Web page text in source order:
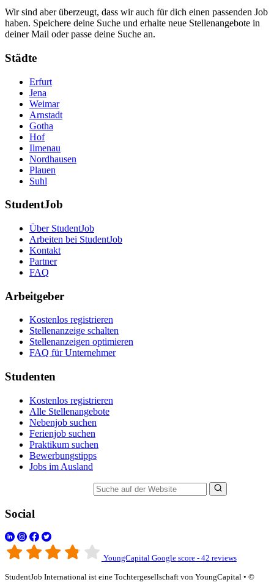
Wir sind aber überzeugt, dass wir auch für dich einen passenden Job
haben. Speichere deine Suche und erhalte neue Stellenangebote in
deiner Mail oder passe deine Suche an.
Städte
Erfurt
Jena
Weimar
Arnstadt
Gotha
Hof
Ilmenau
Nordhausen
Plauen
Suhl
StudentJob
Über StudentJob
Arbeiten bei StudentJob
Kontakt
Partner
FAQ
Arbeitgeber
Kostenlos registrieren
Stellenanzeige schalten
Stellenanzeigen optimieren
FAQ für Unternehmer
Studenten
Kostenlos registrieren
Alle Stellenangebote
Nebenjob suchen
Ferienjob suchen
Praktikum suchen
Bewerbungstipps
Jobs im Ausland
Social
YoungCapital Google score - 42 reviews
StudentJob International ist eine Tochtergesellschaft von YoungCapital • ©